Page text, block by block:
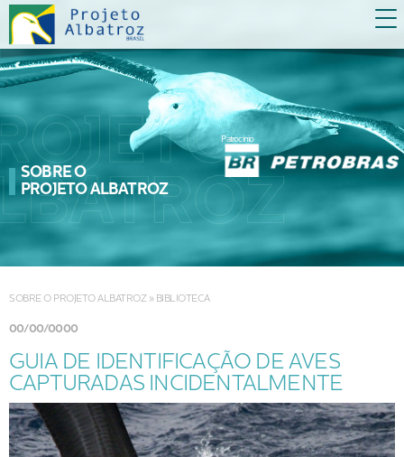
Patrocínio
SOBRE O
PROJETO ALBATROZ
SOBRE O PROJETO ALBATROZ » BIBLIOTECA
00/00/0000
GUIA DE IDENTIFICAÇÃO DE AVES
CAPTURADAS INCIDENTALMENTE